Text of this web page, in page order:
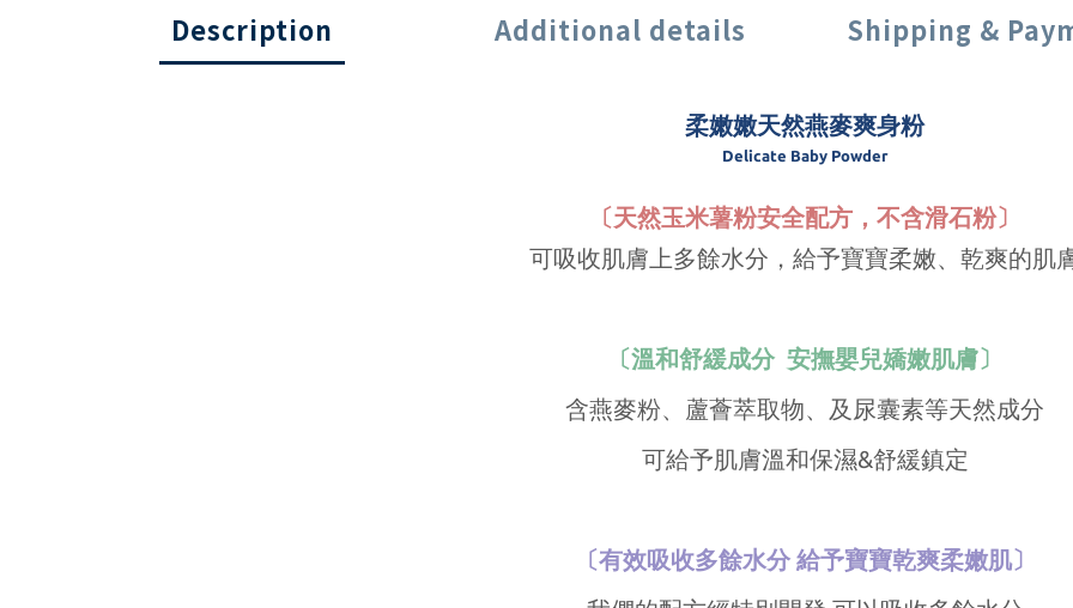
Description Additional details Shipping &
柔嫩嫩天然燕麥爽身粉
Delicate Baby Powder
〔天然玉米薯粉安全配方，不含滑石粉〕
可吸收肌膚上多餘水分，給予寶寶柔嫩、乾爽的肌
〔溫和舒緩成分  安撫嬰兒嬌嫩肌膚〕
含燕麥粉、蘆薈萃取物、及尿囊素等天然成分
可給予肌膚溫和保濕&舒緩鎮定
〔有效吸收多餘水分 給予寶寶乾爽柔嫩肌〕